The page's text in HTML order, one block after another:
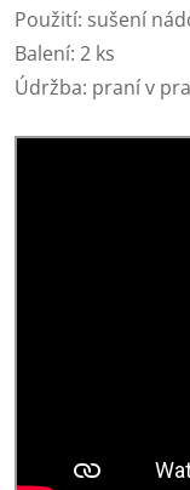
Použití: sušení
Balení: 2 ks
Údržba: praní v